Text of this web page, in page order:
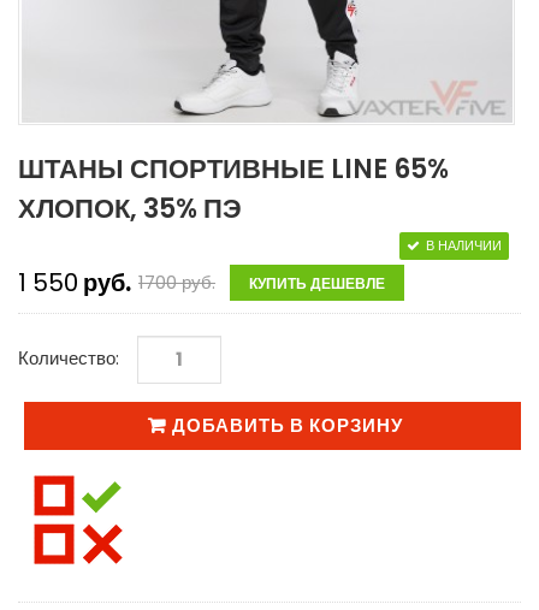
ШТАНЫ СПОРТИВНЫЕ LINE 65%
ХЛОПОК, 35% ПЭ
1 550 руб. 1700руб. КУПИТЬ ДЕШЕВЛЕ
В НАЛИЧИИ
Количество:
ДОБАВИТЬ В КОРЗИНУ